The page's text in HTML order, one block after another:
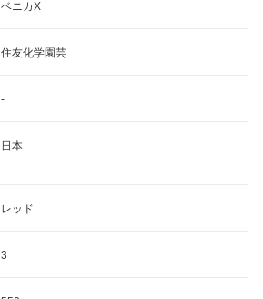
ベニカX
住友化学園芸
-
日本
レッド
3